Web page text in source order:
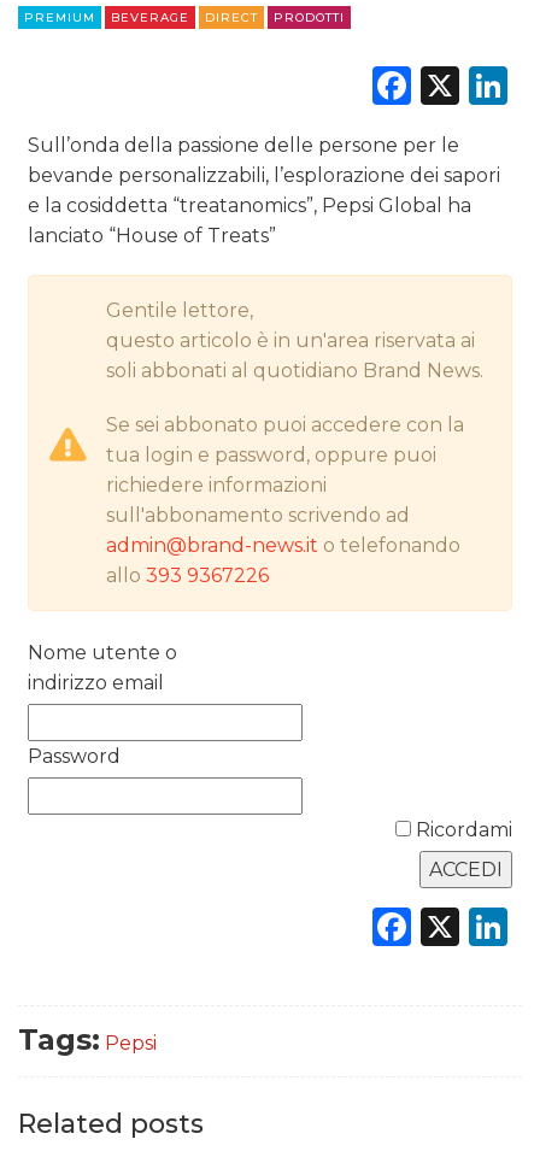
EDITORIA
RADIO / AUDIO
TV
RICERCHE
PREVISIONI/SCENARI
NORMATIVE
TREND
CASE HISTORY
PREMIUM BEVERAGE DIRECT PRODOTTI
X
Sull’onda della passione delle persone per le
bevande personalizzabili, l’esplorazione dei sapori
e la cosiddetta “treatanomics”, Pepsi Global ha
lanciato “House of Treats”
Gentile lettore,
questo articolo è in un'area riservata ai
soli abbonati al quotidiano Brand News.
Se sei abbonato puoi accedere con la
tua login e password, oppure puoi
richiedere informazioni
sull'abbonamento scrivendo ad
admin@brand-news.it o telefonando
allo393 9367226
Nome utente o
indirizzo email
Password
Ricordami
X
Tags: Pepsi
Related posts